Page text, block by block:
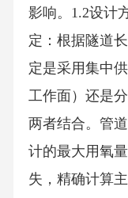
影响。1.2设计
定：根据隧道
定是采用集中
工作面）还是
两者结合。管
计的最大用氧
失，精确计算